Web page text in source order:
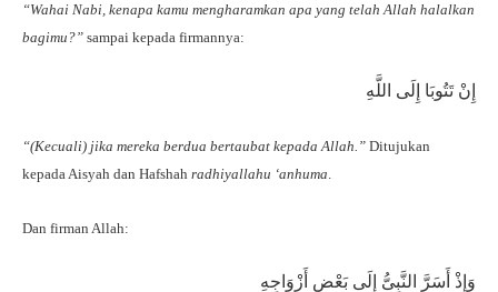
“Wahai Nabi, kenapa kamu mengharamkan apa yang telah Allah halalkan
bagimu?” sampai kepada firmannya:
إِنْ تَتُوبَا إِلَى اللَّهِ
“(Kecuali) jika mereka berdua bertaubat kepada Allah.” Ditujukan
kepada Aisyah dan Hafshah radhiyallahu ‘anhuma.
Dan firman Allah:
وَإِذْ أَسَرَّ النَّبِىُّ إِلَى بَعْضِ أَزْوَاجِهِ